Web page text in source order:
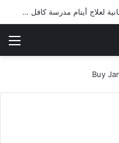
شرطة ميسان تلقي القبض على مطلقي العيارات النارية أثناء تشييع جنائزي في العمارة